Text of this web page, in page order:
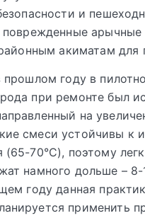
и
арычные
акиматам для
прошлом году в
при ремонте был
на
смеси устойчивы к
(65-70°С), поэтому
намного дольше –
году данная
применить